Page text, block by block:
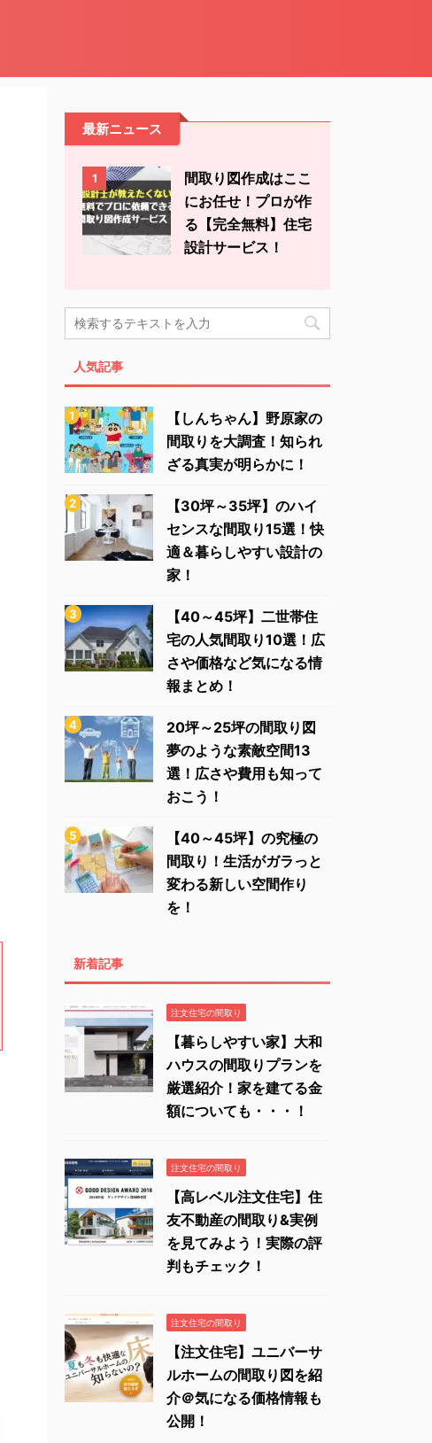
最新ニュース
1
間取り図作成はここ
にお任せ！プロが作
る【完全無料】住宅
設計サービス！
人気記事
【しんちゃん】野原家の
間取りを大調査！知られ
ざる真実が明らかに！
【30坪～35坪】のハイ
センスな間取り15選！快
適＆暮らしやすい設計の
家！
【40～45坪】二世帯住
宅の人気間取り10選！広
さや価格など気になる情
報まとめ！
20坪～25坪の間取り図
夢のような素敵空間13
選！広さや費用も知って
おこう！
【40～45坪】の究極の
間取り！生活がガラっと
変わる新しい空間作り
を！
新着記事
注文住宅の間取り
【暮らしやすい家】大和
ハウスの間取りプランを
厳選紹介！家を建てる金
額についても・・・！
注文住宅の間取り
【高レベル注文住宅】住
友不動産の間取り&実例
を見てみよう！実際の評
判もチェック！
注文住宅の間取り
【注文住宅】ユニバーサ
ルホームの間取り図を紹
介＠気になる価格情報も
公開！